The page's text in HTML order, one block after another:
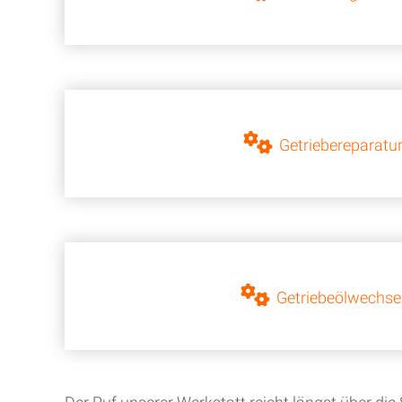
Getriebereparatur